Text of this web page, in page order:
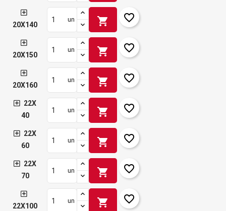
20X140
un shopping_cart favorite_border
20X150
un shopping_cart favorite_border
20X160
un shopping_cart favorite_border
22X
40
un shopping_cart favorite_border
22X
60
un shopping_cart favorite_border
22X
70
un shopping_cart favorite_border
22X100
un shopping_cart favorite_border